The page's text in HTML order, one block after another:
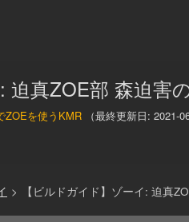
迫真ZOE部 森迫害
ZOEを使うKMR （最終更新日: 2021-
> 【ビルドガイド】ゾーイ: 迫真